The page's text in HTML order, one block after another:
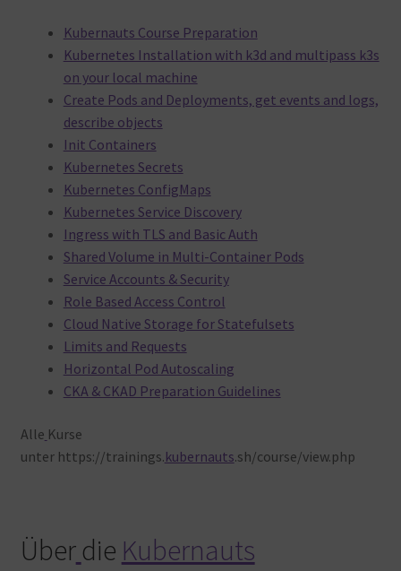
Kubernauts Course Preparation
Kubernetes Installation with k3d and multipass k3s
on your local machine
Create Pods and Deployments, get events and logs,
describe objects
Init Containers
Kubernetes Secrets
Kubernetes ConfigMaps
Kubernetes Service Discovery
Ingress with TLS and Basic Auth
Shared Volume in Multi-Container Pods
Service Accounts & Security
Role Based Access Control
Cloud Native Storage for Statefulsets
Limits and Requests
Horizontal Pod Autoscaling
CKA & CKAD Preparation Guidelines
Alle Kurse
unter https://trainings.kubernauts.sh/course/view.php
Über die Kubernauts